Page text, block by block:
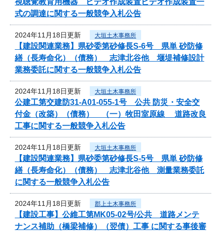
式の調達に関する一般競争入札公告
2024年11月18日更新 大垣土木事務所
【建設関連業務】県砂委第砂修長S-6号 県単 砂防修
繕（長寿命化）（債務） 志津北谷他 堰堤補修設計
業務委託に関する一般競争入札公告
2024年11月18日更新 大垣土木事務所
公建工第交建防31-A01-055-1号 公共 防災・安全交
付金（改築）（債務） （一）牧田室原線 道路改良
工事に関する一般競争入札公告
2024年11月18日更新 大垣土木事務所
【建設関連業務】県砂委第砂修長S-5号 県単 砂防修
繕（長寿命化）（債務） 志津北谷他 測量業務委託
に関する一般競争入札公告
2024年11月18日更新 郡上土木事務所
【建設工事】公維工第MK05-02号/公共 道路メンテ
ナンス補助（橋梁補修）（翌債）工事 に関する事後審